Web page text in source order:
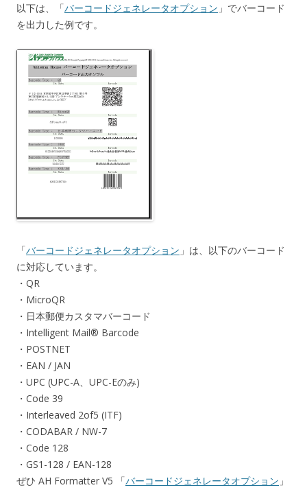
以下は、「バーコードジェネレータオプション 」でバーコード
を出力した例です。
「バーコードジェネレータオプション 」は、以下のバーコード
に対応しています。
・QR
・MicroQR
・日本郵便カスタマバーコード
・Intelligent Mail® Barcode
・POSTNET
・EAN / JAN
・UPC (UPC-A、UPC-Eのみ)
・Code 39
・Interleaved 2of5 (ITF)
・CODABAR / NW-7
・Code 128
・GS1-128 / EAN-128
ぜひ AH Formatter V5 「バーコードジェネレータオプション 」